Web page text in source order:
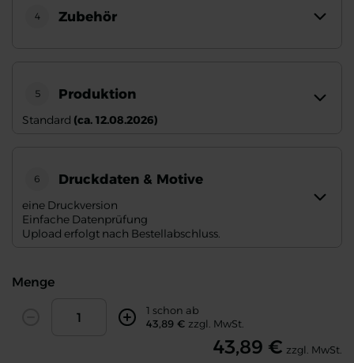
4 Zubehör
5 Produktion
Standard (ca. 12.08.2026)
6 Druckdaten & Motive
eine Druckversion
Einfache Datenprüfung
Upload erfolgt nach Bestellabschluss.
Menge
Increase
1 schon ab
43,89 € zzgl. MwSt.
43,89 € zzgl. MwSt.